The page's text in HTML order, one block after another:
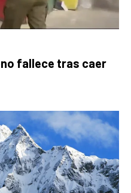
fallece tras caer